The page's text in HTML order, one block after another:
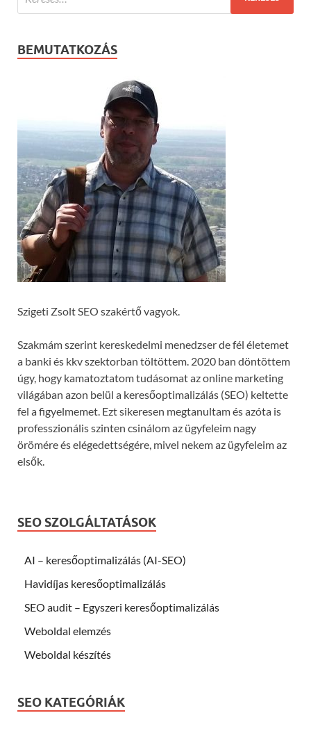
BEMUTATKOZÁS
Szigeti Zsolt SEO szakértő vagyok.
Szakmám szerint kereskedelmi menedzser de fél életemet
a banki és kkv szektorban töltöttem. 2020 ban döntöttem
úgy, hogy kamatoztatom tudásomat az online marketing
világában azon belül a keresőoptimalizálás (SEO) keltette
fel a figyelmemet. Ezt sikeresen megtanultam és azóta is
professzionális szinten csinálom az ügyfeleim nagy
örömére és elégedettségére, mivel nekem az ügyfeleim az
elsők.
SEO SZOLGÁLTATÁSOK
AI – keresőoptimalizálás (AI-SEO)
Havidíjas keresőoptimalizálás
SEO audit – Egyszeri keresőoptimalizálás
Weboldal elemzés
Weboldal készítés
SEO KATEGÓRIÁK